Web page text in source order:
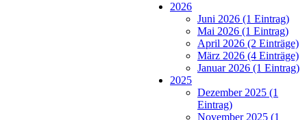
2026
Juni 2026 (1 Eintrag)
Mai 2026 (1 Eintrag)
April 2026 (2 Einträge)
März 2026 (4 Einträge)
Januar 2026 (1 Eintrag)
2025
Dezember 2025 (1
Eintrag)
November 2025 (1